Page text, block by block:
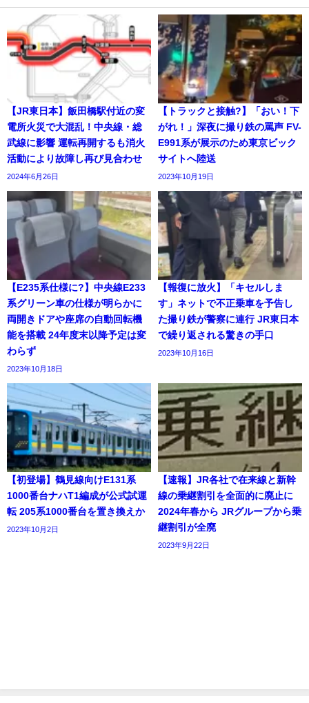
【JR東日本】飯田橋駅付近の変
電所火災で大混乱！中央線・総
武線に影響 運転再開するも消火
活動により故障し再び見合わせ
2024年6月26日
【トラックと接触?】「おい！下
がれ！」深夜に撮り鉄の罵声 FV-
E991系が展示のため東京ビック
サイトへ陸送
2023年10月19日
【E235系仕様に?】中央線E233
系グリーン車の仕様が明らかに
両開きドアや座席の自動回転機
能を搭載 24年度末以降予定は変
わらず
2023年10月18日
【報復に放火】「キセルしま
す」ネットで不正乗車を予告し
た撮り鉄が警察に連行 JR東日本
で繰り返される驚きの手口
2023年10月16日
【初登場】鶴見線向けE131系
1000番台ナハT1編成が公式試運
転 205系1000番台を置き換えか
2023年10月2日
【速報】JR各社で在来線と新幹
線の乗継割引を全面的に廃止に
2024年春から JRグループから乗
継割引が全廃
2023年9月22日